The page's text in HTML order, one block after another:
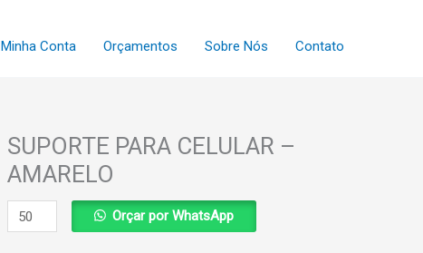
Minha Conta Orçamentos Sobre Nós Contato
SUPORTE PARA CELULAR –
AMARELO
SUPORTE
PARA
Orçar por WhatsApp